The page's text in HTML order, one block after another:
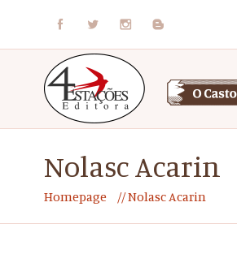
Nolasc Acarin
Homepage Nolasc Acarin